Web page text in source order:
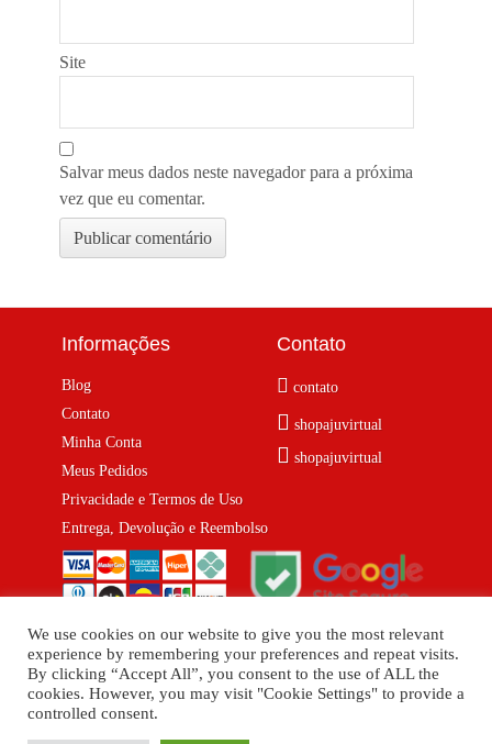
Site
Salvar meus dados neste navegador para a próxima
vez que eu comentar.
Informações
Blog
Contato
Minha Conta
Meus Pedidos
Privacidade e Termos de Uso
Entrega, Devolução e Reembolso
Contato
contato
shopajuvirtual
shopajuvirtual
© 2026 Shopaju Marketplace.
We use cookies on our website to give you the most relevant
experience by remembering your preferences and repeat visits.
By clicking “Accept All”, you consent to the use of ALL the
cookies. However, you may visit "Cookie Settings" to provide a
controlled consent.